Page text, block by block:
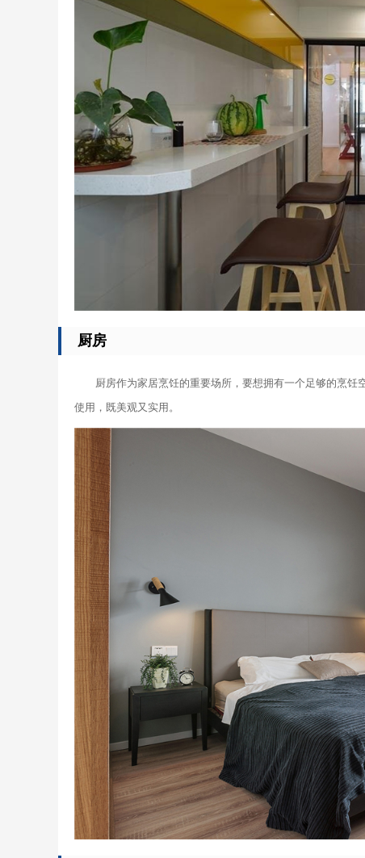
厨房
厨房作为家居烹饪的重要场所，要想拥有一个足够的烹
使用，既美观又实用。